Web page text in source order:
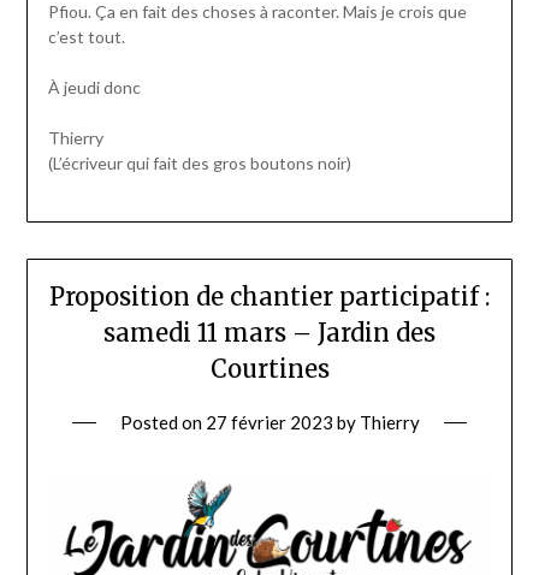
Pfiou. Ça en fait des choses à raconter. Mais je crois que
c’est tout.
À jeudi donc
Thierry
(L’écriveur qui fait des gros boutons noir)
Proposition de chantier participatif :
samedi 11 mars – Jardin des
Courtines
Posted on 27 février 2023 by Thierry